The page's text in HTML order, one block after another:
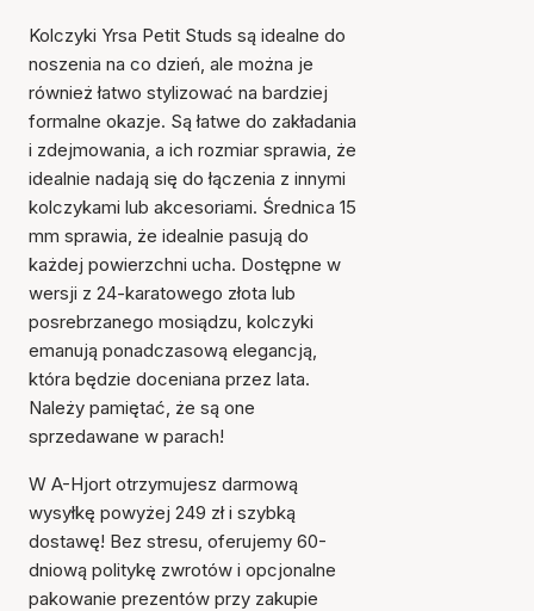
Kolczyki Yrsa Petit Studs są idealne do
noszenia na co dzień, ale można je
również łatwo stylizować na bardziej
formalne okazje. Są łatwe do zakładania
i zdejmowania, a ich rozmiar sprawia, że
idealnie nadają się do łączenia z innymi
kolczykami lub akcesoriami. Średnica 15
mm sprawia, że idealnie pasują do
każdej powierzchni ucha. Dostępne w
wersji z 24-karatowego złota lub
posrebrzanego mosiądzu, kolczyki
emanują ponadczasową elegancją,
która będzie doceniana przez lata.
Należy pamiętać, że są one
sprzedawane w parach!
W A-Hjort otrzymujesz darmową
wysyłkę powyżej 249 zł i szybką
dostawę! Bez stresu, oferujemy 60-
dniową politykę zwrotów i opcjonalne
pakowanie prezentów przy zakupie